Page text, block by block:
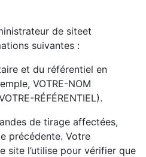
de siteet
suivantes :
et du référentiel en
VOTRE-NOM
RÉFÉRENTIEL).
de tirage affectées,
précédente. Votre
site l’utilise pour vérifier que